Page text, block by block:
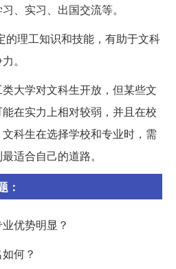
、实习、出国交流等。
的理工知识和技能，有助于文科
。
大学对文科生开放，但某些文
在实力上相对较弱，并且在校
科生在选择学校和专业时，需
适合自己的道路。
：
优势明显？
何？